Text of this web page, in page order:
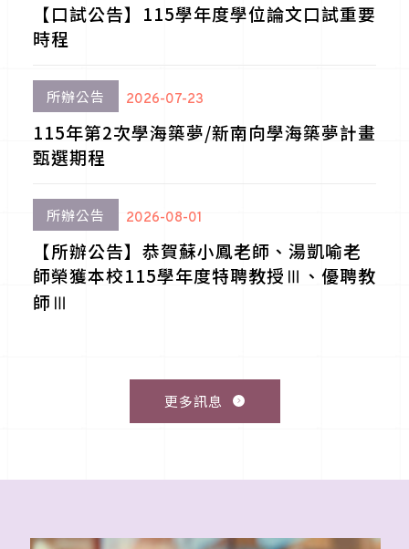
【口試公告】115學年度學位論文口試重要
時程
所辦公告 2026-07-23
115年第2次學海築夢/新南向學海築夢計畫
甄選期程
所辦公告 2026-08-01
【所辦公告】恭賀蘇小鳳老師、湯凱喻老
師榮獲本校115學年度特聘教授Ⅲ、優聘教
師Ⅲ
更多訊息